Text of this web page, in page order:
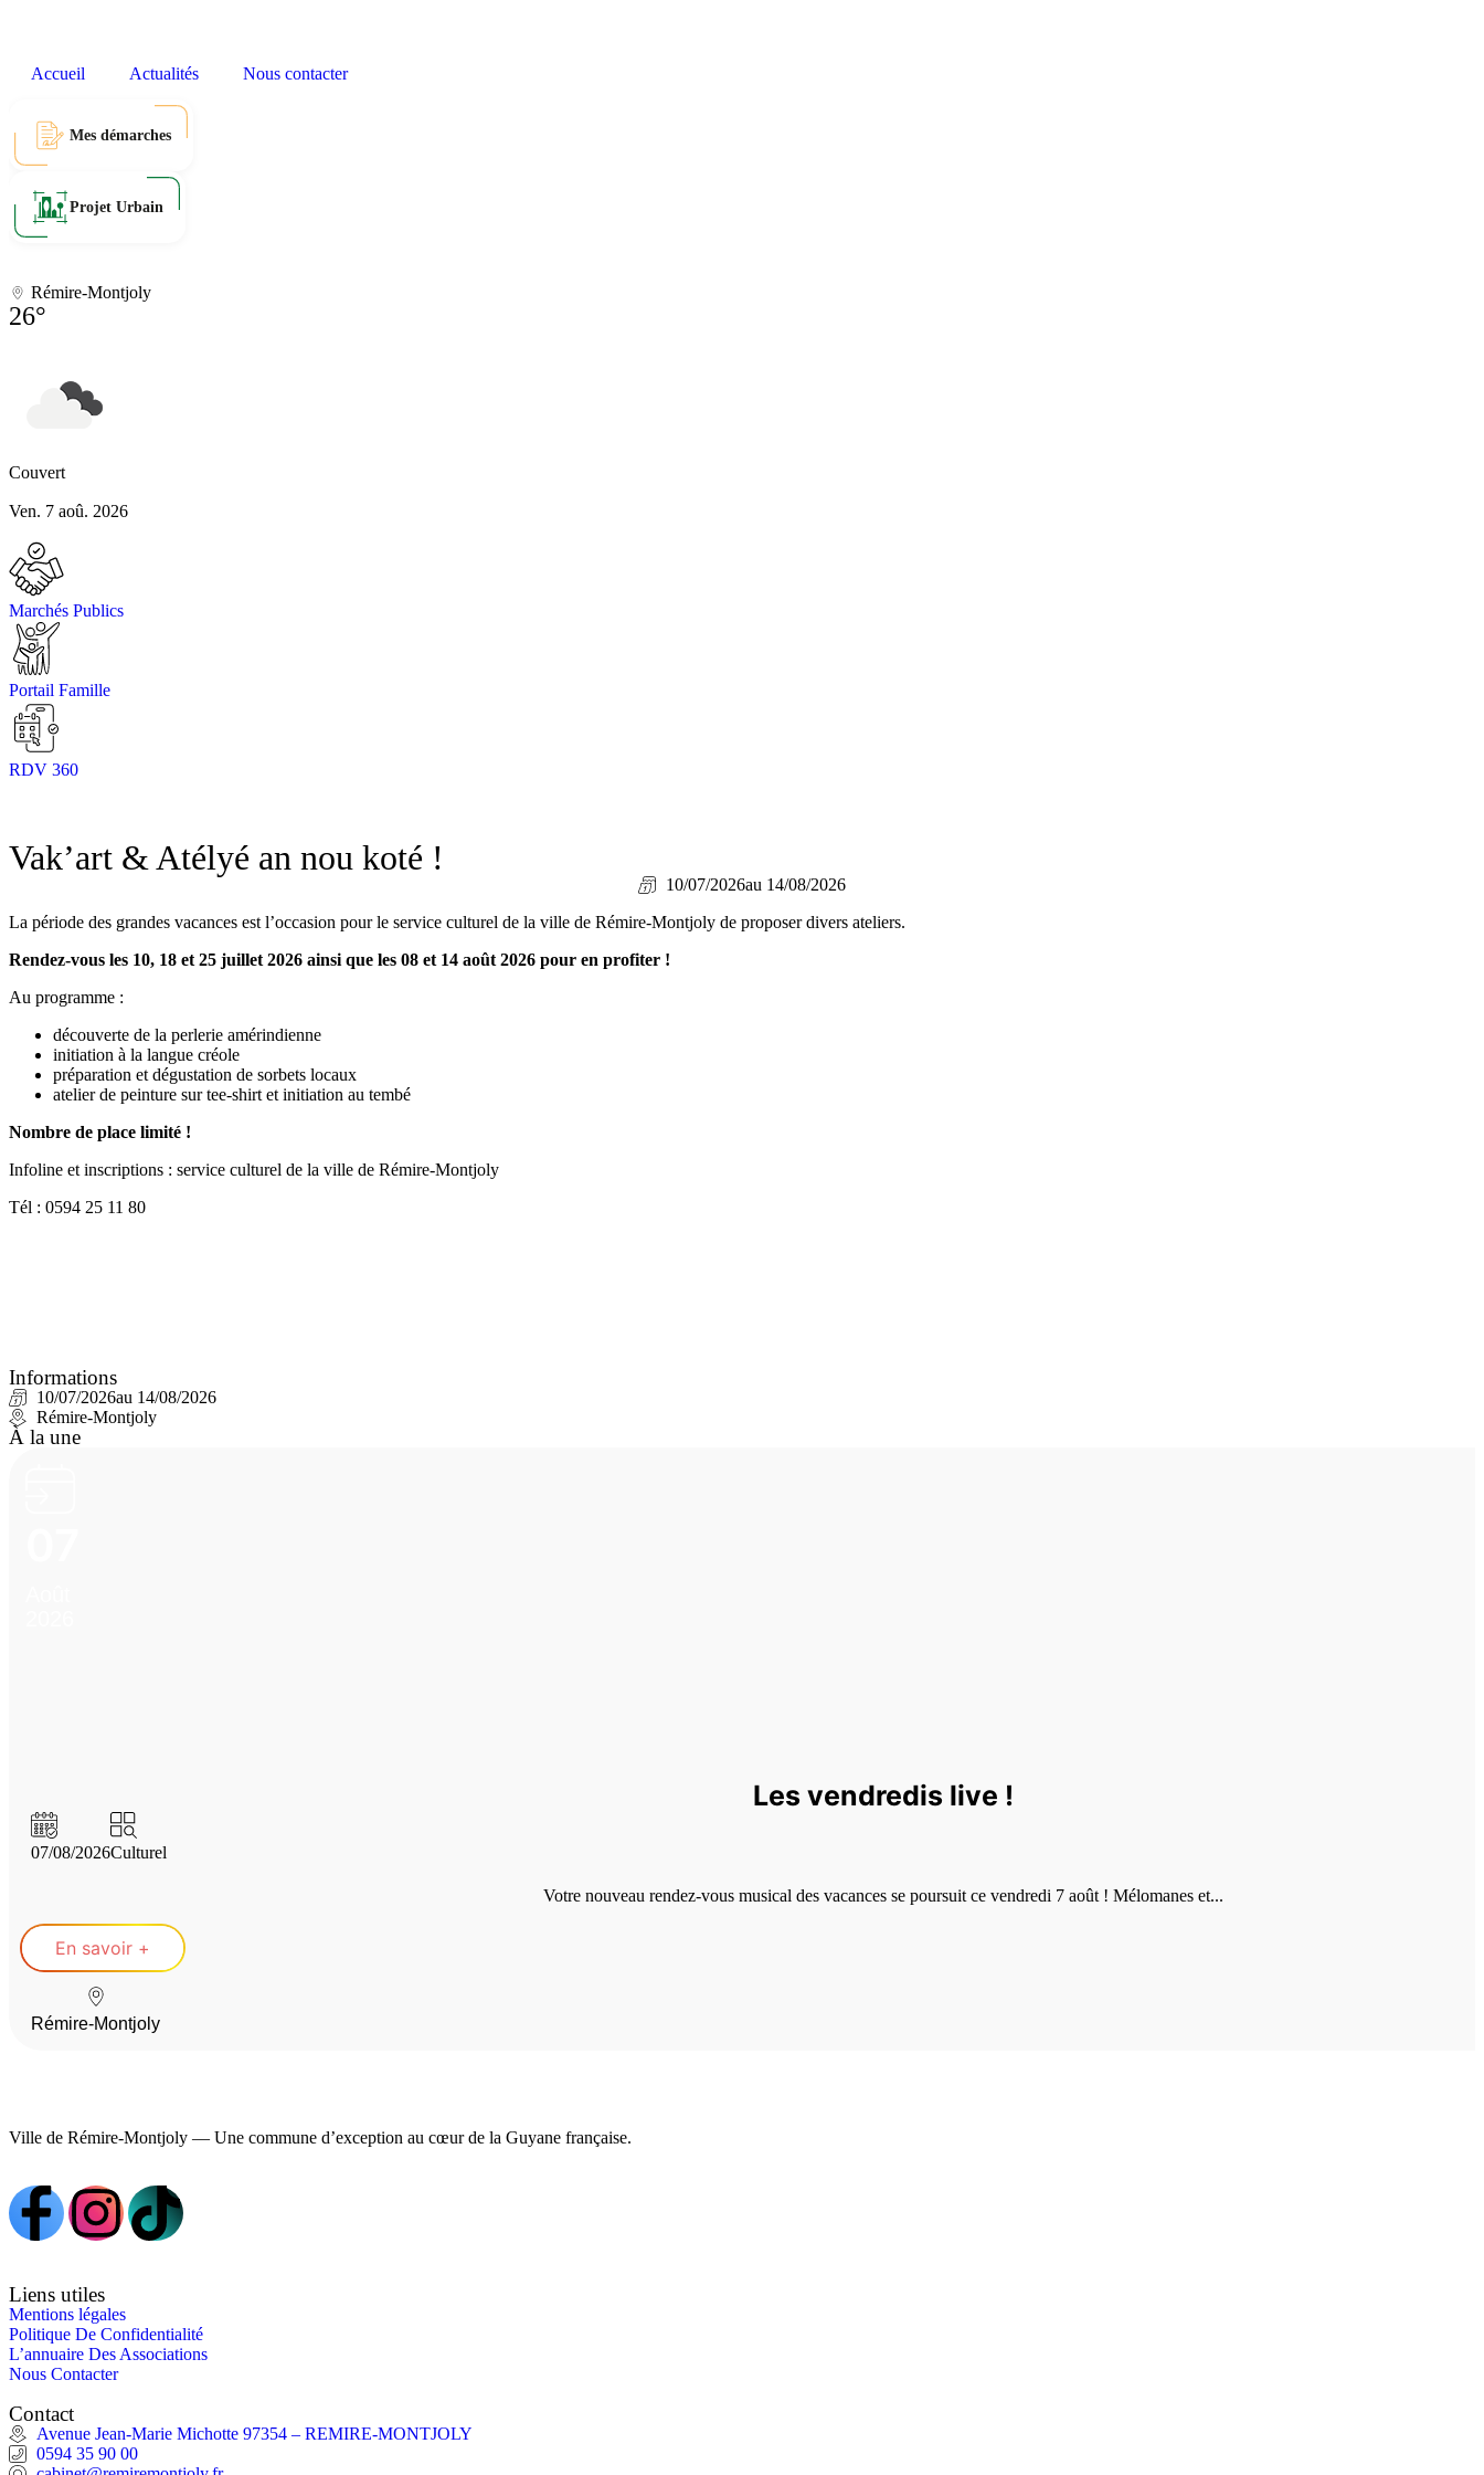
Accueil Actualités Nous contacter
Mes démarches
Projet Urbain
Rémire-Montjoly
26°
Couvert
Ven. 7 aoû. 2026
Marchés Publics
Portail Famille
RDV 360
Vak’art & Atélyé an nou koté !
10/07/2026au 14/08/2026
La période des grandes vacances est l’occasion pour le service culturel de la ville de Rémire-Montjoly de proposer divers ateliers.
Rendez-vous les 10, 18 et 25 juillet 2026 ainsi que les 08 et 14 août 2026 pour en profiter !
Au programme :
découverte de la perlerie amérindienne
initiation à la langue créole
préparation et dégustation de sorbets locaux
atelier de peinture sur tee-shirt et initiation au tembé
Nombre de place limité !
Infoline et inscriptions : service culturel de la ville de Rémire-Montjoly
Tél : 0594 25 11 80
Informations
10/07/2026au 14/08/2026
Rémire-Montjoly
À la une
Les vendredis live !
07/08/2026Culturel
Votre nouveau rendez-vous musical des vacances se poursuit ce vendredi 7 août ! Mélomanes et...
En savoir +
Rémire-Montjoly
Ville de Rémire-Montjoly — Une commune d’exception au cœur de la Guyane française.
Liens utiles
Mentions légales
Politique De Confidentialité
L’annuaire Des Associations
Nous Contacter
Contact
Avenue Jean-Marie Michotte 97354 – REMIRE-MONTJOLY
0594 35 90 00